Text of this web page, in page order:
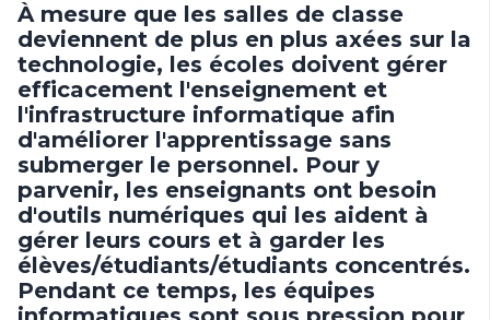
À mesure que les salles de classe
deviennent de plus en plus axées sur la
technologie, les écoles doivent gérer
efficacement l'enseignement et
l'infrastructure informatique afin
d'améliorer l'apprentissage sans
submerger le personnel. Pour y
parvenir, les enseignants ont besoin
d'outils numériques qui les aident à
gérer leurs cours et à garder les
élèves/étudiants/étudiants concentrés.
Pendant ce temps, les équipes